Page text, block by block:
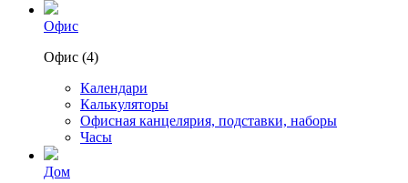
Офис
Офис (4)
Календари
Калькуляторы
Офисная канцелярия, подставки, наборы
Часы
Дом